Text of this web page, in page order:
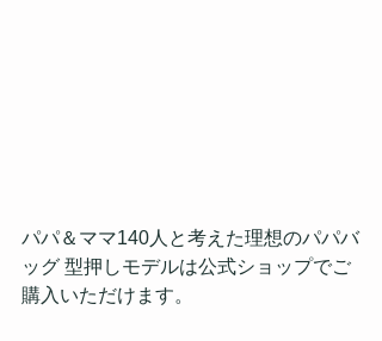
パパ＆ママ140人と考えた理想のパパバ
ッグ 型押しモデルは公式ショップでご
購入いただけます。